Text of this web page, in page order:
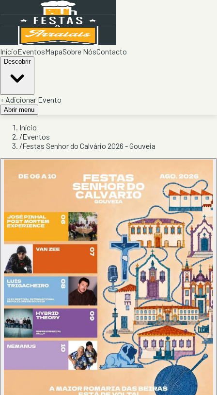
InícioEventosMapaSobre NósContacto
Descobrir
+ Adicionar Evento
Abrir menu
Início
/Eventos
/Festas Senhor do Calvário 2026 - Gouveia